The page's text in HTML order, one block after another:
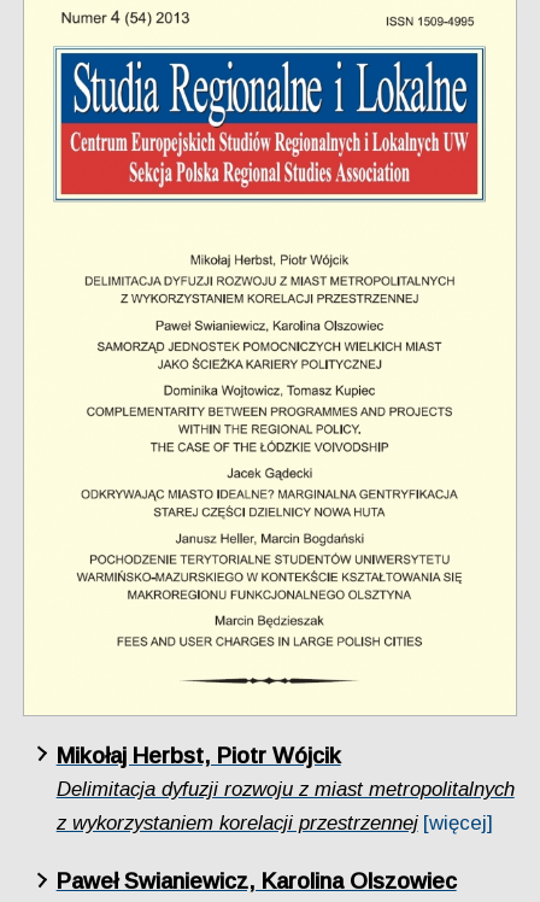
Mikołaj Herbst, Piotr Wójcik
Delimitacja dyfuzji rozwoju z miast metropolitalnych
z wykorzystaniem korelacji przestrzennej [więcej]
Paweł Swianiewicz, Karolina Olszowiec